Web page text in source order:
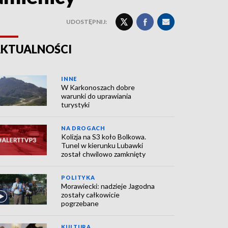
UDOSTĘPNIJ:
INNE
W Karkonoszach dobre
warunki do uprawiania
turystyki
NA DROGACH
Kolizja na S3 koło Bolkowa.
Tunel w kierunku Lubawki
został chwilowo zamknięty
POLITYKA
Morawiecki: nadzieje Jagodna
zostały całkowicie
pogrzebane